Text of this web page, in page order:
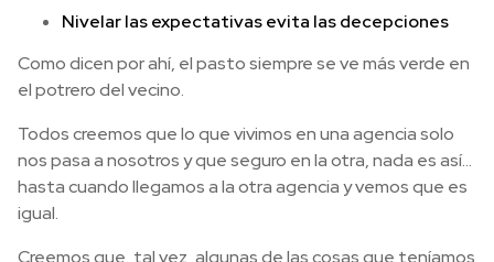
Nivelar las expectativas evita las decepciones
Como dicen por ahí, el pasto siempre se ve más verde en
el potrero del vecino.
Todos creemos que lo que vivimos en una agencia solo
nos pasa a nosotros y que seguro en la otra, nada es así…
hasta cuando llegamos a la otra agencia y vemos que es
igual.